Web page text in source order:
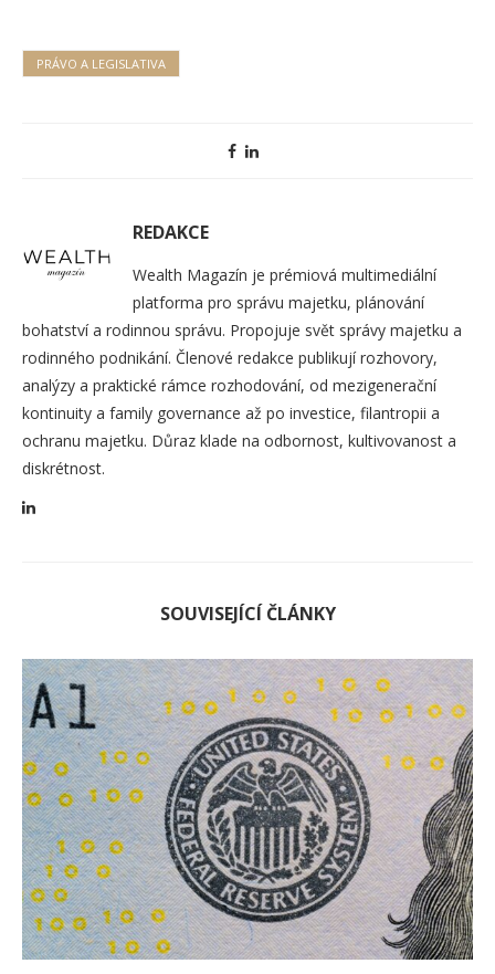
PRÁVO A LEGISLATIVA
REDAKCE
Wealth Magazín je prémiová multimediální
platforma pro správu majetku, plánování
bohatství a rodinnou správu. Propojuje svět správy majetku a
rodinného podnikání. Členové redakce publikují rozhovory,
analýzy a praktické rámce rozhodování, od mezigenerační
kontinuity a family governance až po investice, filantropii a
ochranu majetku. Důraz klade na odbornost, kultivovanost a
diskrétnost.
SOUVISEJÍCÍ ČLÁNKY